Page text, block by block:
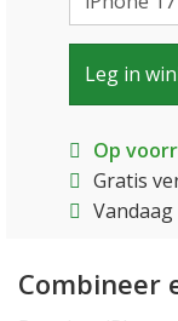
Leg in
Op
Gratis
Combineer